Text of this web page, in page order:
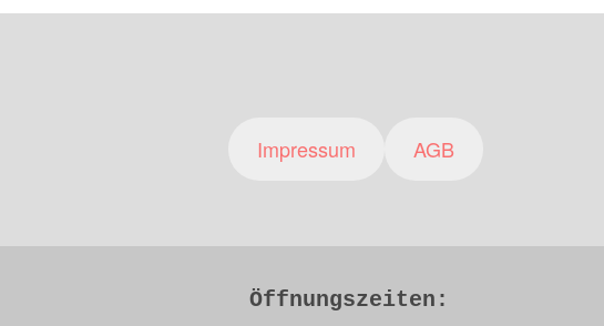
Impressum AGB
Öffnungszeiten: